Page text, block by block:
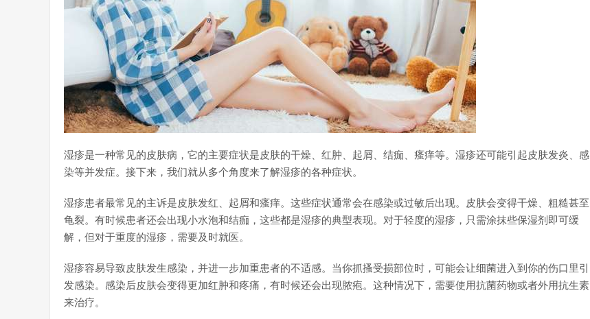
湿疹是一种常见的皮肤病，它的主要症状是皮肤的干燥、红肿、起屑、结痂、瘙痒等。湿疹还可能引起皮肤发炎、感
染等并发症。接下来，我们就从多个角度来了解湿疹的各种症状。
湿疹患者最常见的主诉是皮肤发红、起屑和瘙痒。这些症状通常会在感染或过敏后出现。皮肤会变得干燥、粗糙甚至
龟裂。有时候患者还会出现小水泡和结痂，这些都是湿疹的典型表现。对于轻度的湿疹，只需涂抹些保湿剂即可缓
解，但对于重度的湿疹，需要及时就医。
湿疹容易导致皮肤发生感染，并进一步加重患者的不适感。当你抓搔受损部位时，可能会让细菌进入到你的伤口里引
发感染。感染后皮肤会变得更加红肿和疼痛，有时候还会出现脓疱。这种情况下，需要使用抗菌药物或者外用抗生素
来治疗。